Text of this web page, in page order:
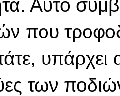
Αυτό
που
των